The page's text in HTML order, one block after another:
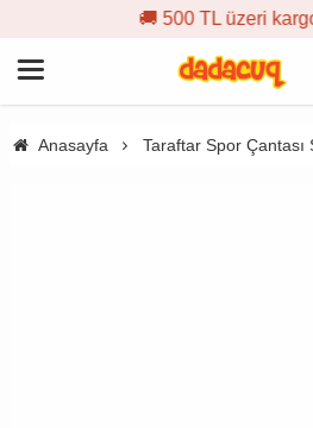
🚚 500 TL üzeri kargo bedava
Anasayfa Taraftar Spor Çantası